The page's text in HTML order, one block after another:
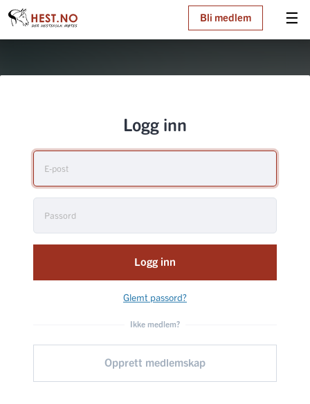
☰
Bli medlem
Logg inn
Logg inn
Glemt passord?
Ikke medlem?
Opprett medlemskap